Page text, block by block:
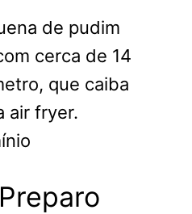
de pudim
cerca de 14
que caiba
air fryer.